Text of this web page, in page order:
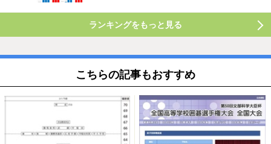
ランキングをもっと見る
こちらの記事もおすすめ